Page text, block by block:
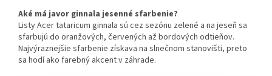
Aké má javor ginnala jesenné sfarbenie?
Listy Acer tataricum ginnala sú cez sezónu zelené a na jeseň sa
sfarbujú do oranžových, červených až bordových odtieňov.
Najvýraznejšie sfarbenie získava na slnečnom stanovišti, preto
sa hodí ako farebný akcent v záhrade.